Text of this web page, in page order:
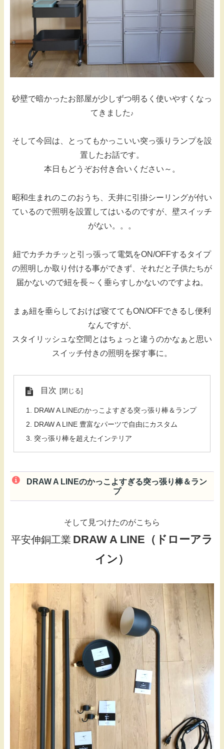
砂壁で暗かったお部屋が少しずつ明るく使いやすくなっ
てきました ♪
そして今回は、とってもかっこいい突っ張りランプを設
置したお話です。
本日もどうぞお付き合いください～。
昭和生まれのこのおうち、天井に引掛シーリングが付い
ているので照明を設置してはいるのですが、壁スイッチ
がない。。。
紐でカチカチッと引っ張って電気をON/OFFするタイプ
の照明しか取り付ける事ができず、それだと子供たちが
届かないので紐を長～く垂らすしかないのですよね。
まぁ紐を垂らしておけば寝ててもON/OFFできるし便利
なんですが、
スタイリッシュな空間とはちょっと違うのかなぁと思い
スイッチ付きの照明を探す事に。
目次
DRAW A LINEのかっこよすぎる突っ張り棒＆ランプ
DRAW A LINE 豊富なパーツで自由にカスタム
突っ張り棒を超えたインテリア
DRAW A LINEのかっこよすぎる突っ張り棒＆ラン
プ
そして見つけたのがこちら
平安伸銅工業 DRAW A LINE（ドローアラ
イン）